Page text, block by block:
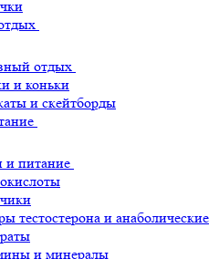
отдых
и коньки
и скейтборды
и питание
тестостерона и анаболические
и минералы